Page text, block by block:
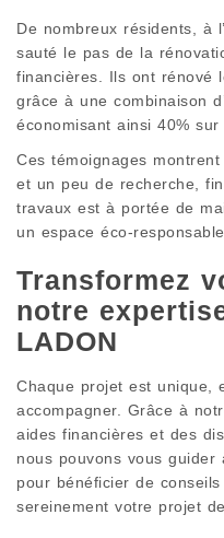
De nombreux résidents, à
sauté le pas de la
financières. Ils ont rénové
grâce à une combinaison
économisant ainsi 40% sur
Ces témoignages
et un peu de recherche,
travaux est à portée de
un espace éco-
Transformez
notre
LADON
Chaque projet est unique,
accompagner. Grâce à
aides financières et des
nous pouvons vous guider
pour bénéficier de
sereinement votre projet